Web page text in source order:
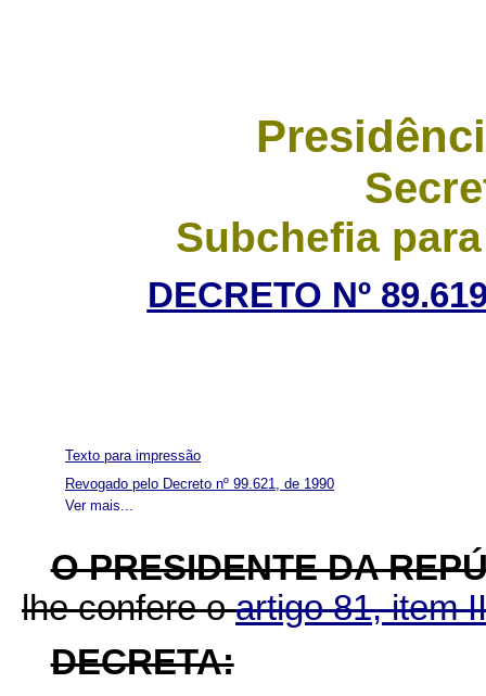
Subchefia
DECRETO Nº
Ver mais...
Texto para impressão
Revogado pelo Decreto nº 99.621, de 1990
O PRESIDENTE DA
lhe confere oartigo 81, item
DECRETA: